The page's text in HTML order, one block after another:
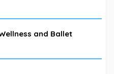
and Ballet